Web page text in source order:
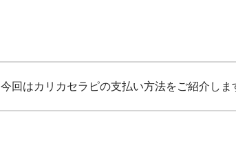
今回はカリカセラピの支払い方法をご紹介しま